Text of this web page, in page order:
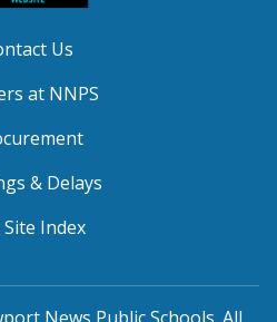
Us
at NNPS
& Delays
Site Index